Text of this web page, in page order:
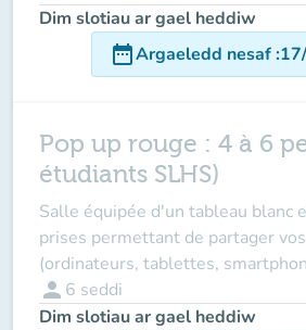
Dim slotiau ar gael heddiw
date_rangeArgaeledd nesaf:
Pop up rouge : 4 à 6
étudiants SLHS)
Salle équipée d'un tableau blanc
prises permettant de partager
(ordinateurs, tablettes,
person 6 seddi
Dim slotiau ar gael heddiw